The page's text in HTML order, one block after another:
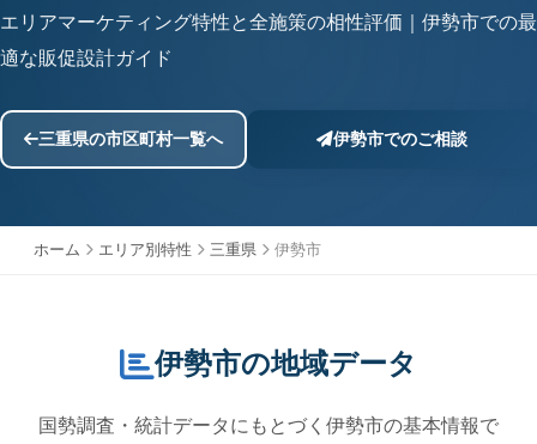
エリアマーケティング特性と全施策の相性評価｜伊勢市での最
適な販促設計ガイド
三重県の市区町村一覧へ 伊勢市でのご相談
ホーム エリア別特性 三重県 伊勢市
伊勢市の地域データ
国勢調査・統計データにもとづく伊勢市の基本情報で